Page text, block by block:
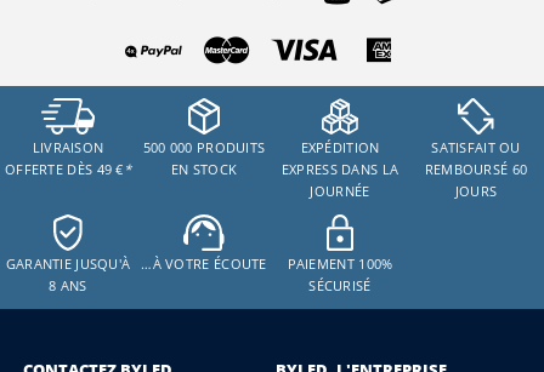
LIVRAISON
OFFERTE DÈS 49 € *
500 000 PRODUITS
EN STOCK
EXPÉDITION
EXPRESS DANS LA
JOURNÉE
SATISFAIT OU
REMBOURSÉ 60
JOURS
GARANTIE JUSQU'À
8 ANS
…À VOTRE ÉCOUTE
PAIEMENT 100%
SÉCURISÉ